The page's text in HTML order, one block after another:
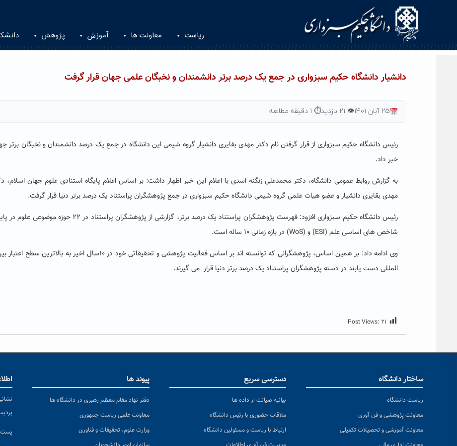
ریاست معاونت ها آموزش پژوهش
دانشیار دانشگاه حکیم سبزواری در جمع یک درصد برتر دانشمندان و نخبگان علمی جهان قرار گرفت
۲۵ آبان ۱۴۰۱ 👁 ۲۱ بازدید ⏱ ۱ دقیقه مطالعه
رئیس دانشگاه حکیم سبزواری از قرار گرفتن نام دکتر مهدی بقایری دانشیار گروه شیمی این دانشگاه در جمع یک درصد دانشمندان و نخبگان برتر
خبر داد.
به گزارش روابط عمومی دانشگاه، دکتر محمدعلی زنگنه اسدی با اعلام این خبر اظهار داشت: بر اساس اعلام پایگاه استنادی علوم جهان اسلام،
مهدی بقایری دانشیار و عضو هیات علمی گروه شیمی دانشگاه حکیم سبزواری در جمع پژوهشگران پراستناد یک درصد برتر دنیا قرار گرفت.
رئیس دانشگاه حکیم سبزواری افزود: فهرست پژوهشگران پراستناد یک درصد برتر، گزارشی از پژوهشگران پراستناد در ۲۲ حوزه
شاخص ­های اساسی علم (ESI) و (WoS) در بازه زمانی ۱۰ ساله است.
المللی دست یابند در دسته پژوهشگران پراستناد یک درصد برتر دنیا قرار می­ گیرند.
Post Views: ۲۱
ساختار دانشگاه
ریاست دانشگاه
معاونت پژوهشی و فن آوری
معاونت آموزشی و تحصیلات تکمیلی
دسترسی سریع
بیانیه صیانت از داده ها
ملاقات حضوری با رئیس دانشگاه
ارتباط با ریاست و مسئولین دانشگاه
پیوند ها
دفتر نهاد مقام معظم رهبری در دانشگاه ها
معاونت علمی ریاست جمهوری
وزارت علوم، تحقیقات و فناوری
پست